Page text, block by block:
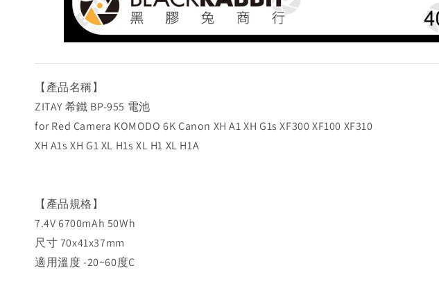
【產品名稱】
ZITAY 希鐵 BP-955 電池
for Red Camera KOMODO 6K Canon XH A1 XH G1s XF300 XF100 XF310
XH A1s XH G1 XL H1s XL H1 XL H1A
【產品規格】
7.4V 6700mAh 50Wh
尺寸 70x41x37mm
適用溫度 -20~60度C